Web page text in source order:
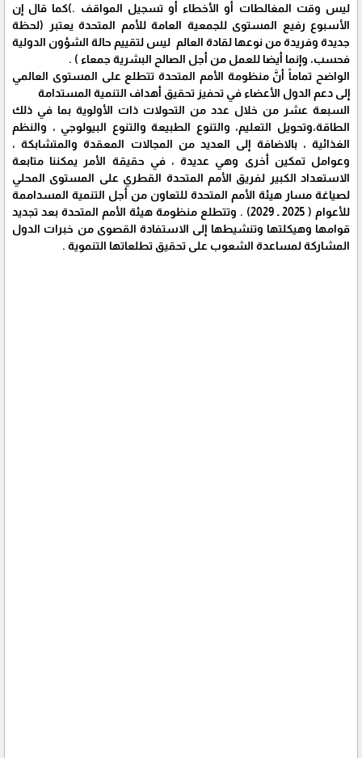
‬الأسبوع‭ ‬رفيع‭ ‬المستوى‭ ‬للجمعية‭ ‬العامة‭ ‬للأمم‭ ‬المتحدة‭ ‬يعتبر ‭‬‮(‬لحظة
‬فحسب،‭ ‬وإنما‭ ‬أيضا‭ ‬للعمل‭ ‬من‭ ‬أجل‭ ‬الصالح البشرية جمعاء ) . ‭ ‬
‬إلى‭ ‬دعم‭ ‬الدول‭ ‬الأعضاء‭ ‬في‭ ‬تحفيز‭ ‬تحقيق‭ ‬أهداف‭ ‬التنمية‭ ‬المستدامة‭
‬الطاقة،‭‬وتحويل التعليم، والتنوع الطبيعة والتنوع البيولوجي ، والنظم
الغذائية ، بالاضافة إلى العديد من المجالات المعقدة والمتشابكة ،
وعوامل تمكين أخرى وهي عديدة ، في حقيقة الأمر يمكننا متابعة
الاستعداد الكبير لفريق الأمم المتحدة القطري على المستوى المحلي
لصياغة مسار هيئة الأمم المتحدة للتعاون من أجل التنمية المسداممة
للأعوام ( 2025 ـ 2029) . وتتطلع منظومة هيئة الأمم المتحدة بعد تجديد
قوامها وهيكلتها وتنشيطها إلى الاستفادة القصوى من خبرات الدول
المشاركة لمساعدة الشعوب على تحقيق تطلعاتها التنموية .